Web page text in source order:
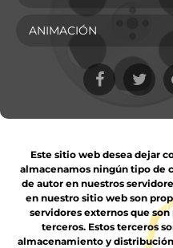
ANIMACIÓN
Este sitio web desea dejar
almacenamos ningún tipo de
de autor en nuestros
en nuestro sitio web son
servidores externos que
terceros. Estos terceros
almacenamiento y